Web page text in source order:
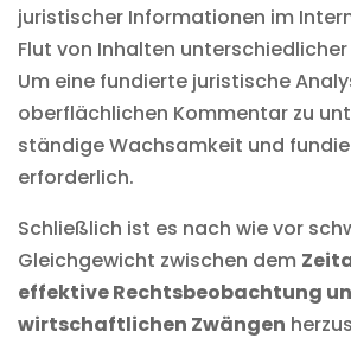
juristischer Informationen im
Flut von Inhalten
Um eine fundierte juristische
oberflächlichen Kommentar zu
ständige Wachsamkeit und
erforderlich.
Schließlich ist es nach wie vor
Gleichgewicht zwischen dem
effektive Rechtsbeobachtung
wirtschaftlichen Zwängen